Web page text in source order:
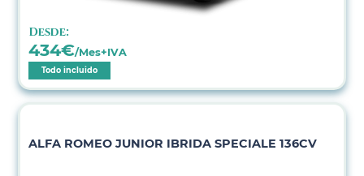
Desde:
434€/Mes+IVA
Todo incluido
ALFA ROMEO JUNIOR IBRIDA SPECIALE 136CV